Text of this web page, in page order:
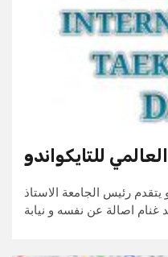
العالمي للتايكواندو
يتقدم رئيس الجامعة الاستاذ